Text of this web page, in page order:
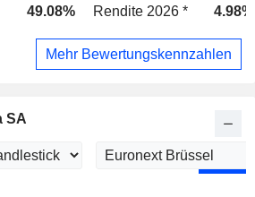
49.08% Rendite 2026 * 4.98%
Mehr Bewertungskennzahlen
SA